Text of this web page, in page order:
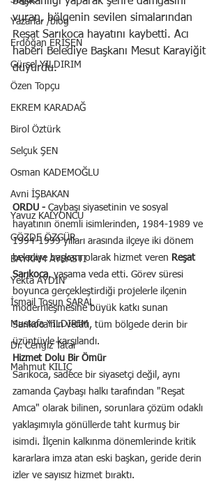
Yazarlar /blog
Erdoğan ERİŞEN
Gürsel YILDIRIM
Özen Topçu
EKREM KARADAĞ
Birol Öztürk
Selçuk ŞEN
Osman KADEMOĞLU
Avni İŞBAKAN
Yavuz KALYONCU
GÖZDE ÖZGÜR
BAYRAM AYBASTI
Yekta AYDIN
İsmail Tosun SARAL
Mustafa YILDIRIM
Dr. Cengiz Tatar
Mahmut KILIÇ
vuran, bölgenin sevilen simalarından
Reşat Sarıkoca hayatını kaybetti. Acı
haberi Belediye Başkanı Mesut Karayiğit
duyurdu.
ORDU - Çaybaşı siyasetinin ve sosyal
hayatının önemli isimlerinden, 1984-1989 ve
1994-1999 yılları arasında ilçeye iki dönem
belediye başkanı olarak hizmet veren Reşat
Sarıkoca, yaşama veda etti. Görev süresi
boyunca gerçekleştirdiği projelerle ilçenin
modernleşmesine büyük katkı sunan
Sarıkoca’nın vefatı, tüm bölgede derin bir
üzüntüyle karşılandı.
Hizmet Dolu Bir Ömür
Sarıkoca, sadece bir siyasetçi değil, aynı
zamanda Çaybaşı halkı tarafından "Reşat
Amca" olarak bilinen, sorunlara çözüm odaklı
yaklaşımıyla gönüllerde taht kurmuş bir
isimdi. İlçenin kalkınma dönemlerinde kritik
kararlara imza atan eski başkan, geride derin
izler ve sayısız hizmet bıraktı.